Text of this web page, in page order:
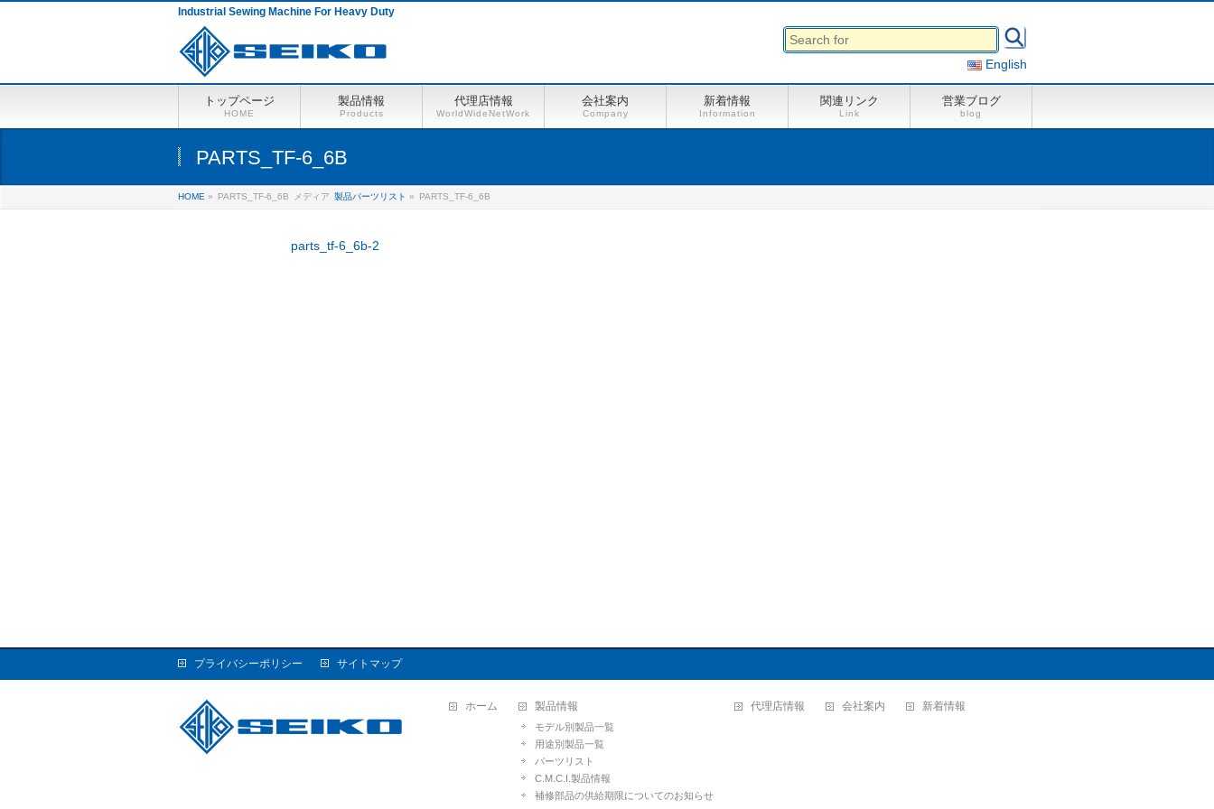
Industrial Sewing Machine For Heavy Duty
English
トップページ
HOME
製品情報
Products
代理店情報
WorldWideNetWork
会社案内
Company
新着情報
Information
関連リンク
Link
営業ブログ
blog
PARTS_TF-6_6B
HOME » PARTS_TF-6_6B メディア 製品パーツリスト » PARTS_TF-6_6B
parts_tf-6_6b-2
プライバシーポリシー サイトマップ
ホーム 製品情報
モデル別製品一覧
用途別製品一覧
パーツリスト
C.M.C.I.製品情報
補修部品の供給期限についてのお知らせ
代理店情報 会社案内 新着情報